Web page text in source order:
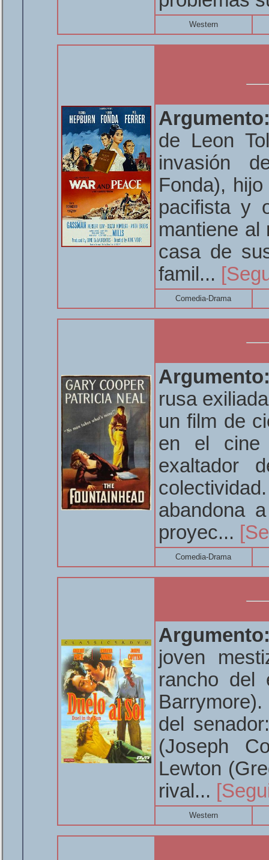
Western
de Leon
invasión
Fonda),
pacifista y
mantiene al
casa de
famil...
Comedia-Drama
rusa
un film de
en el cine
exaltador
abandona
proyec...
Comedia-Drama
joven
rancho del
del
(Joseph
Lewton
rival...
Western